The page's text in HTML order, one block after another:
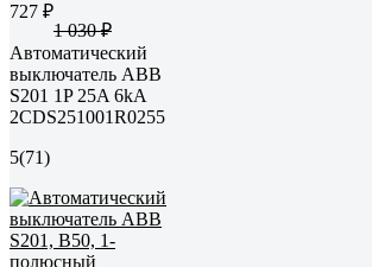
727 ₽
1 030 ₽
Автоматический
выключатель ABB
S201 1P 25A 6kA
2CDS251001R0255
5(71)